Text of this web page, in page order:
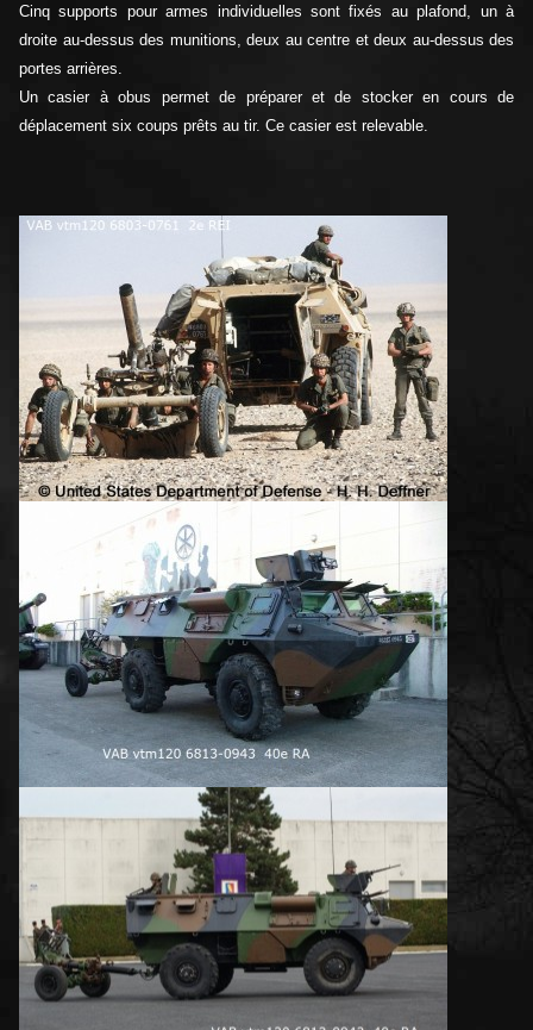
Cinq supports pour armes individuelles sont fixés au plafond, un à
droite au-dessus des munitions, deux au centre et deux au-dessus des
portes arrières.
Un casier à obus permet de préparer et de stocker en cours de
déplacement six coups prêts au tir. Ce casier est relevable.